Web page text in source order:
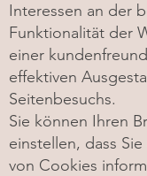
Interessen an der
Funktionalität der
einer
effektiven
Seitenbesuchs.
Sie können Ihren
einstellen, dass
von Cookies